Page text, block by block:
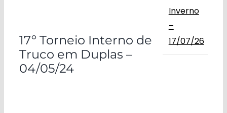
17º Torneio Interno de
Truco em Duplas –
04/05/24
Inverno
–
17/07/26